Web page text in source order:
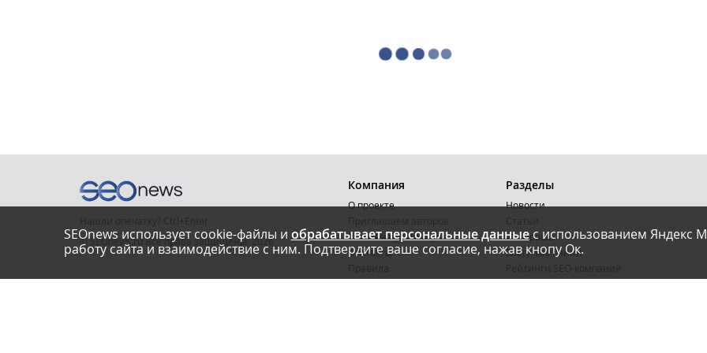
SEOnews использует cookie-файлы и обрабатывает персональные данныес использованием Яндекс
работу сайта и взаимодействие с ним. Подтвердите ваше согласие, нажав кнопу Ок.
© SEOnews.ru Все права защищены. 2026
Email редакции: info@seonews.ru
Компания
О проекте
Условия публикации
Контакты
Разделы
Новости
Интервью
Блоги компаний